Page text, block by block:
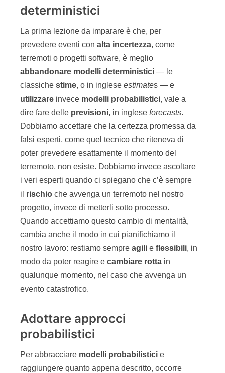
deterministici
La prima lezione da imparare è che, per
prevedere eventi con alta incertezza, come
terremoti o progetti software, è meglio
abbandonare modelli deterministici — le
classiche stime, o in inglese estimates — e
utilizzare invece modelli probabilistici, vale a
dire fare delle previsioni, in inglese forecasts.
Dobbiamo accettare che la certezza promessa da
falsi esperti, come quel tecnico che riteneva di
poter prevedere esattamente il momento del
terremoto, non esiste. Dobbiamo invece ascoltare
i veri esperti quando ci spiegano che c’è sempre
il rischio che avvenga un terremoto nel nostro
progetto, invece di metterli sotto processo.
Quando accettiamo questo cambio di mentalità,
cambia anche il modo in cui pianifichiamo il
nostro lavoro: restiamo sempre agili e flessibili, in
modo da poter reagire e cambiare rotta in
qualunque momento, nel caso che avvenga un
evento catastrofico.
Adottare approcci
probabilistici
Per abbracciare modelli probabilistici e
raggiungere quanto appena descritto, occorre